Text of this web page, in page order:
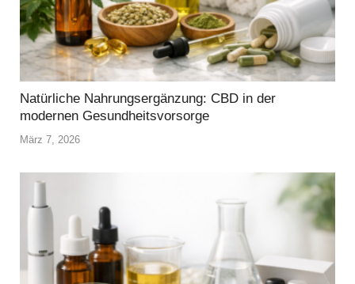
Natürliche Nahrungsergänzung: CBD in der
modernen Gesundheitsvorsorge
März 7, 2026